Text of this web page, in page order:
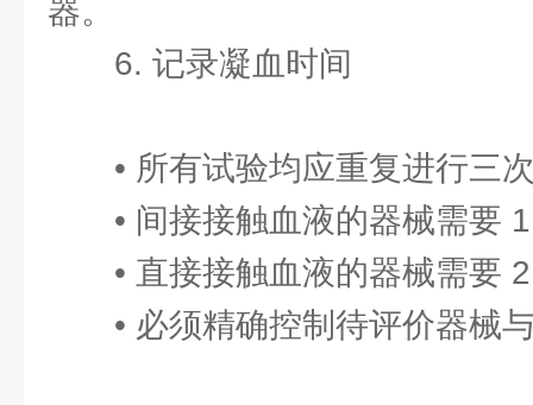
器。
6. 记录凝血时间
• 所有试验均应重复进行三
• 间接接触血液的器械需要
• 直接接触血液的器械需要
• 必须精确控制待评价器械